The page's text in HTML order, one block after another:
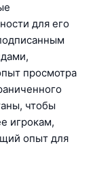
для его
просмотра
чтобы
игрокам,
опыт для